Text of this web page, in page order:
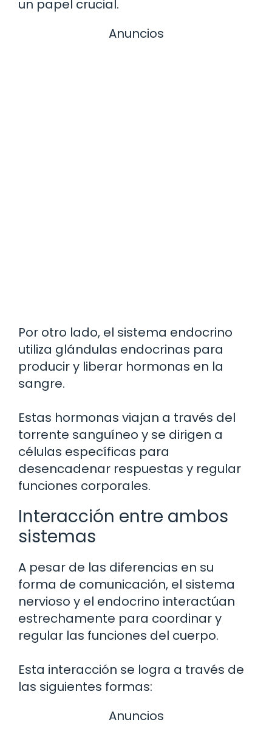
un papel crucial.
Anuncios
Por otro lado, el sistema endocrino
utiliza glándulas endocrinas para
producir y liberar hormonas en la
sangre.
Estas hormonas viajan a través del
torrente sanguíneo y se dirigen a
células específicas para
desencadenar respuestas y regular
funciones corporales.
Interacción entre ambos
sistemas
A pesar de las diferencias en su
forma de comunicación, el sistema
nervioso y el endocrino interactúan
estrechamente para coordinar y
regular las funciones del cuerpo.
Esta interacción se logra a través de
las siguientes formas:
Anuncios